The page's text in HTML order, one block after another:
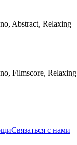
Abstract, Relaxing
Filmscore, Relaxing
Связаться с нами